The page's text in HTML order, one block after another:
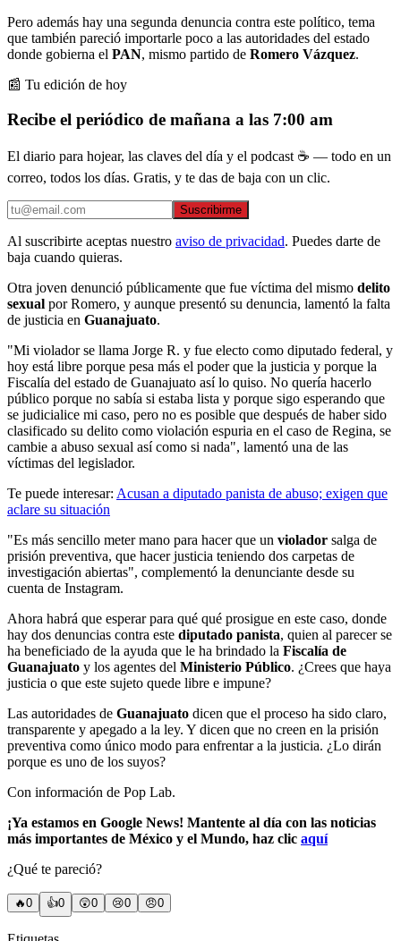
Pero además hay una segunda denuncia contra este político, tema
que también pareció importarle poco a las autoridades del estado
donde gobierna el PAN, mismo partido de Romero Vázquez.
📰 Tu edición de hoy
Recibe el periódico de mañana a las 7:00 am
El diario para hojear, las claves del día y el podcast ☕ — todo en un
correo, todos los días. Gratis, y te das de baja con un clic.
Suscribirme
Al suscribirte aceptas nuestro aviso de privacidad. Puedes darte de
baja cuando quieras.
Otra joven denunció públicamente que fue víctima del mismo delito
sexual por Romero, y aunque presentó su denuncia, lamentó la falta
de justicia en Guanajuato.
"Mi violador se llama Jorge R. y fue electo como diputado federal, y
hoy está libre porque pesa más el poder que la justicia y porque la
Fiscalía del estado de Guanajuato así lo quiso. No quería hacerlo
público porque no sabía si estaba lista y porque sigo esperando que
se judicialice mi caso, pero no es posible que después de haber sido
clasificado su delito como violación espuria en el caso de Regina, se
cambie a abuso sexual así como si nada", lamentó una de las
víctimas del legislador.
Te puede interesar: Acusan a diputado panista de abuso; exigen que
aclare su situación
"Es más sencillo meter mano para hacer que un violador salga de
prisión preventiva, que hacer justicia teniendo dos carpetas de
investigación abiertas", complementó la denunciante desde su
cuenta de Instagram.
Ahora habrá que esperar para qué qué prosigue en este caso, donde
hay dos denuncias contra este diputado panista, quien al parecer se
ha beneficiado de la ayuda que le ha brindado la Fiscalía de
Guanajuato y los agentes del Ministerio Público. ¿Crees que haya
justicia o que este sujeto quede libre e impune?
Las autoridades de Guanajuato dicen que el proceso ha sido claro,
transparente y apegado a la ley. Y dicen que no creen en la prisión
preventiva como único modo para enfrentar a la justicia. ¿Lo dirán
porque es uno de los suyos?
Con información de Pop Lab.
¡Ya estamos en Google News! Mantente al día con las noticias
más importantes de México y el Mundo, haz clic aquí
¿Qué te pareció?
🔥0 👍0 😲0 😢0 😠0